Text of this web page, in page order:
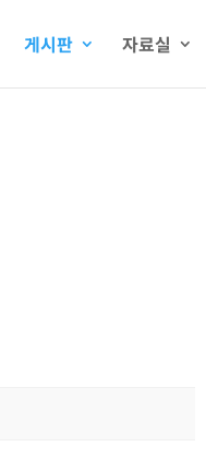
게시판 자료실